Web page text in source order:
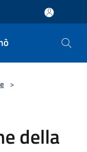
>
della